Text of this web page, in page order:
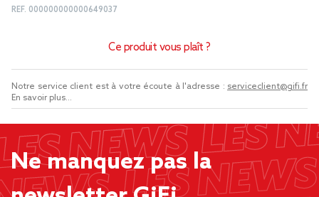
REF. 000000000000649037
Ce produit vous plaît ?
Notre service client est à votre écoute à l'adresse : serviceclient@gifi.fr
En savoir plus...
Ne manquez pas la